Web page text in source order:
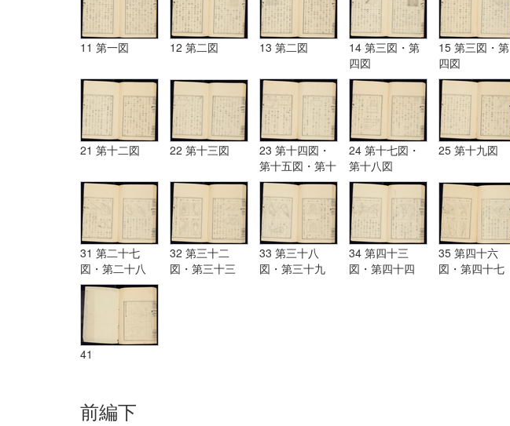
11 第一図 12 第二図 13 第二図
14 第三図・第
四図
15 第三図・第
四図
21 第十二図 22 第十三図
23 第十四図・
第十五図・第十
六図
24 第十七図・
第十八図
25 第十九図
31 第二十七
図・第二十八
図・第二十九
図・第三十図・
第三十一図
32 第三十二
図・第三十三
33 第三十八
図・第三十九
34 第四十三
図・第四十四
35 第四十六
図・第四十七
41
前編下